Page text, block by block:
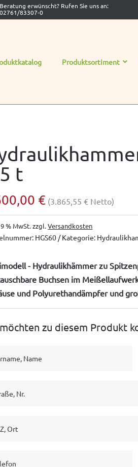
Beratung erwünscht? Rufen Sie uns an:
02761/83307-0
Produktsortiment
t
€ (3.865,55€ Netto)
% MwSt.zzgl.Versandkosten
HGS60 Kategorie:
- Hydraulikhämmer zu
Buchsen im
und Polyurethandämpfer und
zu diesem Produkt